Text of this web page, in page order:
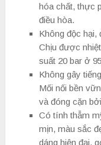
hóa chất, thực
điều hòa.
Không độc hại,
Chịu được
suất 20 bar ở
Không gây
Mối nối bền
và đóng cặn
Có tính thẫm
mịn, màu sắc
dáng hiện đại,